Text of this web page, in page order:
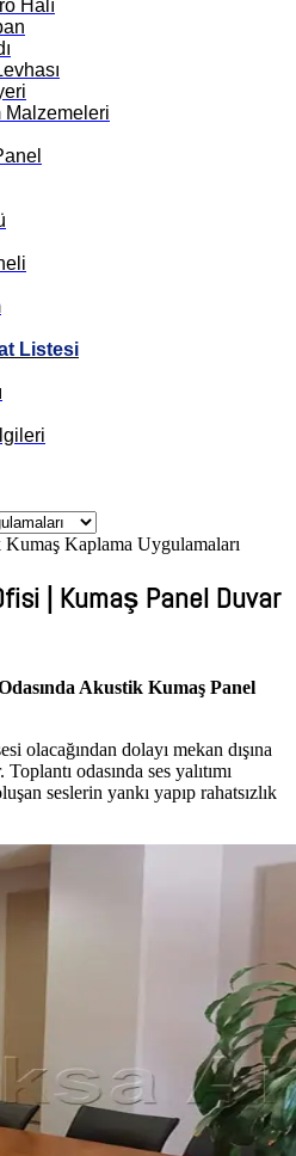
Halı
Malzemeleri
Listesi
Kaplama Uygulamaları
| Kumaş Panel Duvar
Akustik Kumaş Panel
olacağından dolayı mekan dışına
odasında ses yalıtımı
seslerin yankı yapıp rahatsızlık